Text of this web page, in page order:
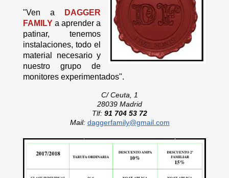
"Ven a
DAGGER
FAMILY a aprender a
patinar, tenemos
instalaciones, todo el
material necesario y
nuestro grupo de
monitores experimentados".
C/ Ceuta, 1
28039 Madrid
Tlf: 91 704 53 72
Mail: daggerfamily@gmail.com